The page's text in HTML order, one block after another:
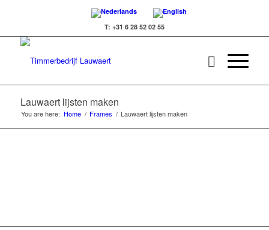
T: +31 6 28 52 02 55
Lauwaert lijsten maken
You are here: Home / Frames / Lauwaert lijsten maken